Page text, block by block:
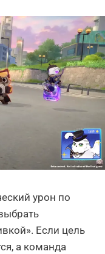
урон по
Если цель
а команда